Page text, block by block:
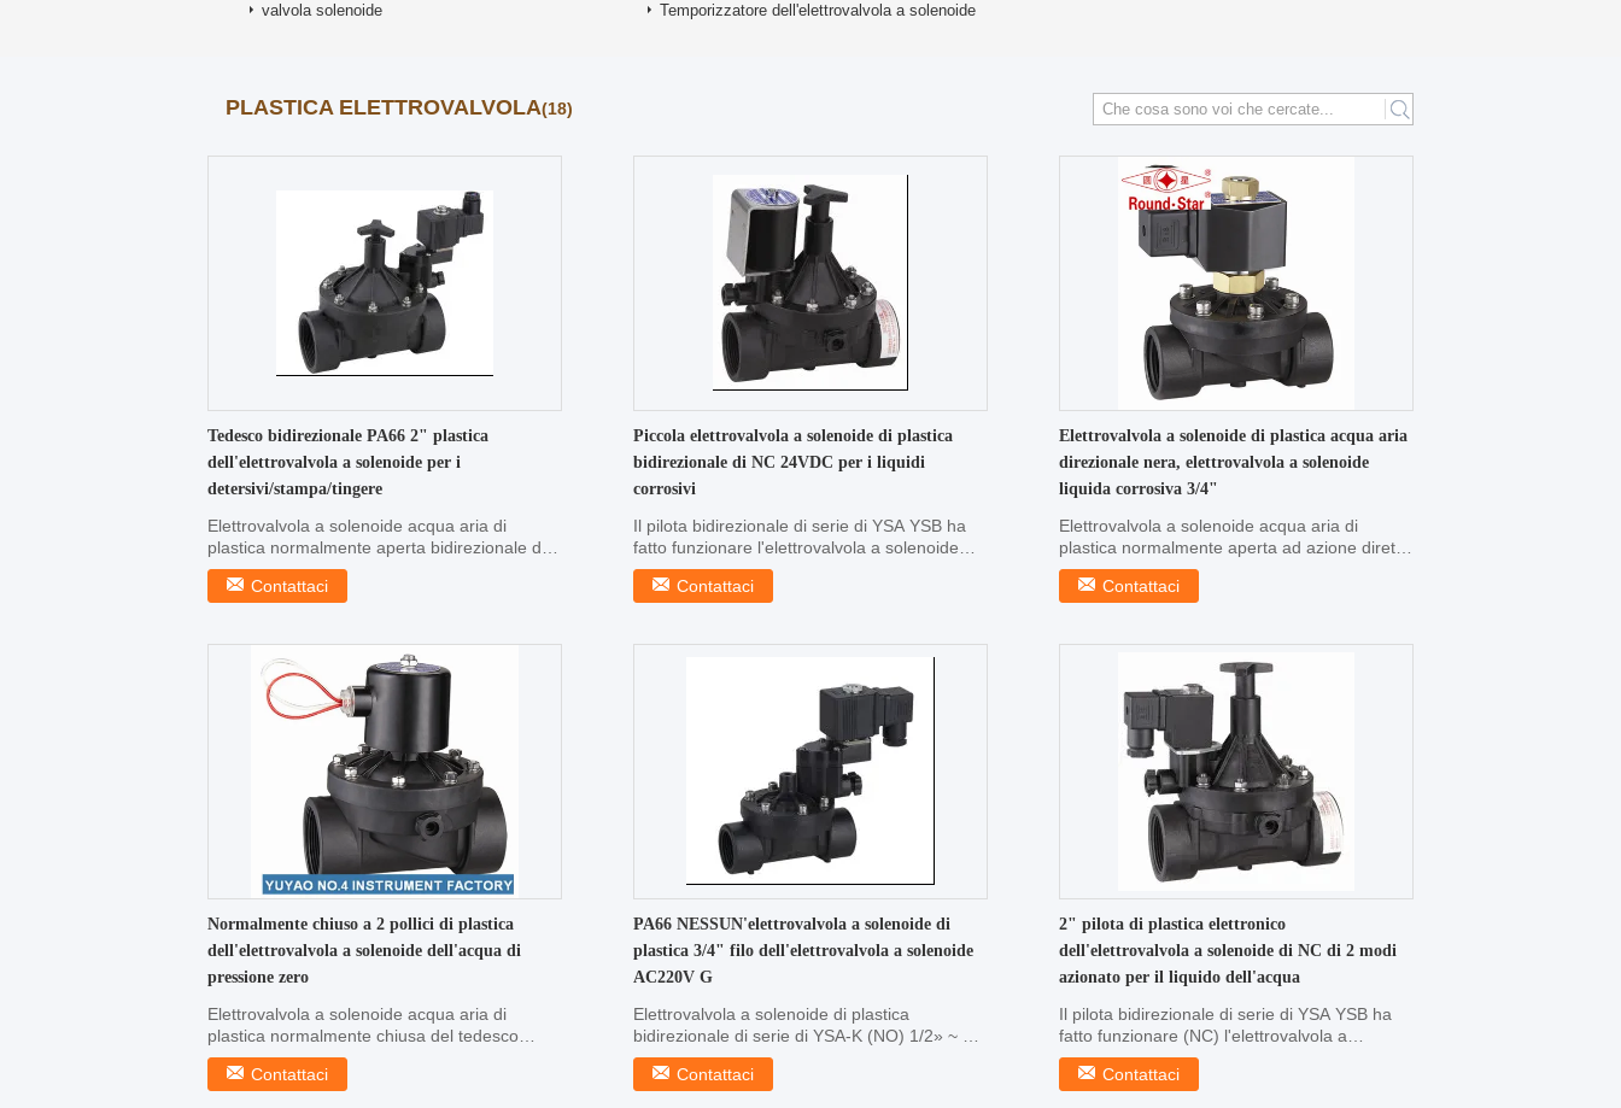
valvola solenoide Temporizzatore dell'elettrovalvola a solenoide
PLASTICA ELETTROVALVOLA(18)
Tedesco bidirezionale PA66 2" plastica
dell'elettrovalvola a solenoide per i
detersivi/stampa/tingere
Elettrovalvola a solenoide acqua aria di
plastica normalmente aperta bidirezionale del
tedesco PA66 ...
Contattaci
Piccola elettrovalvola a solenoide di plastica
bidirezionale di NC 24VDC per i liquidi
corrosivi
Il pilota bidirezionale di serie di YSA YSB ha
fatto funzionare l'elettrovalvola a solenoide
acqua ...
Contattaci
Elettrovalvola a solenoide di plastica acqua aria
direzionale nera, elettrovalvola a solenoide
liquida corrosiva 3/4"
Elettrovalvola a solenoide acqua aria di
plastica normalmente aperta ad azione diretta
bidirezionale ...
Contattaci
Normalmente chiuso a 2 pollici di plastica
dell'elettrovalvola a solenoide dell'acqua di
pressione zero
Elettrovalvola a solenoide acqua aria di
plastica normalmente chiusa del tedesco
PA66 di differenza ...
Contattaci
PA66 NESSUN'elettrovalvola a solenoide di
plastica 3/4" filo dell'elettrovalvola a solenoide
AC220V G
Elettrovalvola a solenoide di plastica
bidirezionale di serie di YSA-K (NO) 1/2» ~ 2"
medium di ...
Contattaci
2" pilota di plastica elettronico
dell'elettrovalvola a solenoide di NC di 2 modi
azionato per il liquido dell'acqua
Il pilota bidirezionale di serie di YSA YSB ha
fatto funzionare (NC) l'elettrovalvola a
solenoide di ...
Contattaci